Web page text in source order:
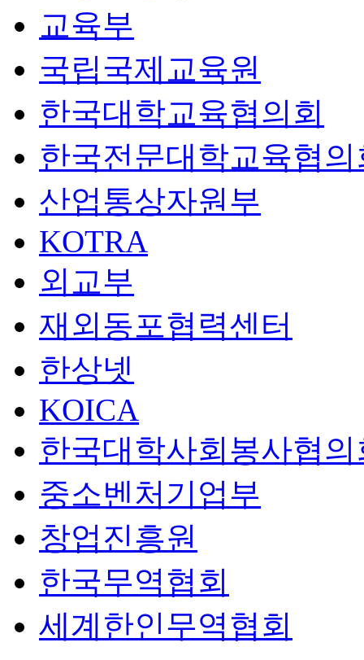
교육부
국립국제교육원
한국대학교육협의회
한국전문대학교육협의
산업통상자원부
KOTRA
외교부
재외동포협력센터
한상넷
KOICA
한국대학사회봉사협의
중소벤처기업부
창업진흥원
한국무역협회
세계한인무역협회